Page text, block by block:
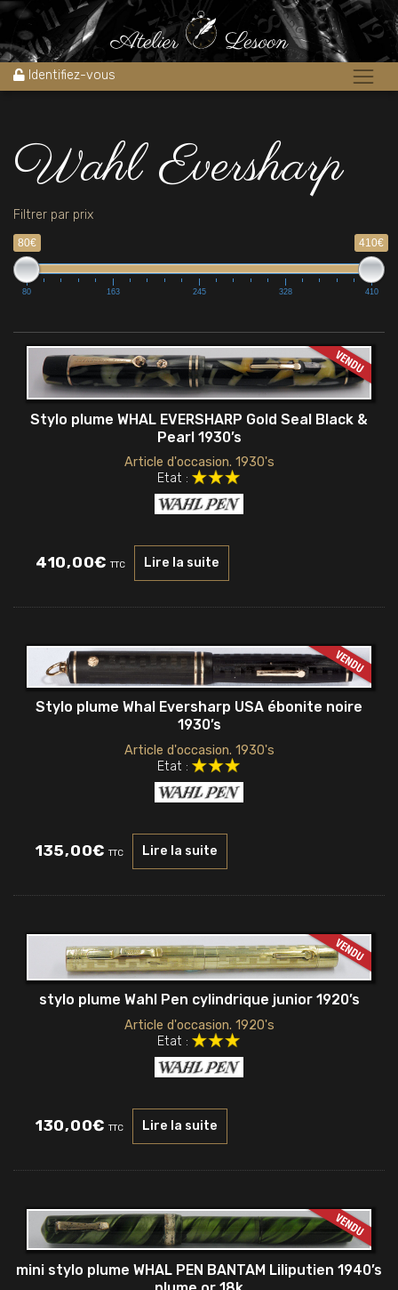
Identifiez-vous
Accueil Wahl Eversharp
Wahl Eversharp
Filtrer par prix
80€ 410€
80 163 245 328 410
Stylo plume WHAL EVERSHARP Gold Seal Black &
Pearl 1930’s
Article d'occasion. 1930's
Etat :
410,00€ TTC Lire la suite
Stylo plume Whal Eversharp USA ébonite noire
1930’s
Article d'occasion. 1930's
Etat :
135,00€ TTC Lire la suite
stylo plume Wahl Pen cylindrique junior 1920’s
Article d'occasion. 1920's
Etat :
130,00€ TTC Lire la suite
mini stylo plume WHAL PEN BANTAM Liliputien 1940’s